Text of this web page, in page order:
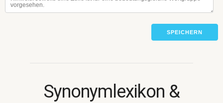
SPEICHERN
Synonymlexikon &